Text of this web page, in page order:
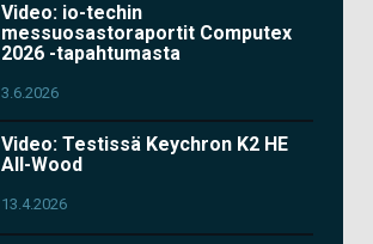
Video: io-techin
messuosastoraportit Computex
2026 -tapahtumasta
3.6.2026
Video: Testissä Keychron K2 HE
All-Wood
13.4.2026